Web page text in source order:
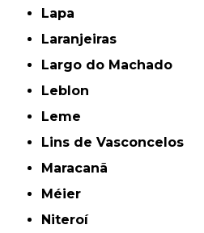
Lapa
Laranjeiras
Largo do Machado
Leblon
Leme
Lins de Vasconcelos
Maracanã
Méier
Niteroí